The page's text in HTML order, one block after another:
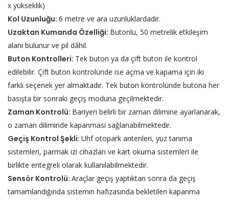
x yükseklik)
Kol Uzunluğu: 6 metre ve ara uzunluklardadır.
Uzaktan Kumanda Özelliği: Butonlu, 50 metrelik etkileşim
alanı bulunur ve pil dâhil.
Buton Kontrolleri: Tek buton ya da çift buton ile kontrol
edilebilir. Çift buton kontrolünde ise açma ve kapama için iki
farklı seçenek yer almaktadır. Tek buton kontrolünde butona her
basışta bir sonraki geçiş moduna geçilmektedir.
Zaman Kontrolü: Bariyeri belirli bir zaman dilimine ayarlanarak,
o zaman diliminde kapanması sağlanabilmektedir.
Geçiş Kontrol Şekli: Uhf otopark antenleri, yüz tanıma
sistemleri, parmak izi cihazları ve kart okuma sistemleri ile
birlikte entegreli olarak kullanılabilmektedir.
Sensör Kontrolü: Araçlar geçiş yaptıktan sonra da geçiş
tamamlandığında sistemin hafızasında bekletilen kapanma